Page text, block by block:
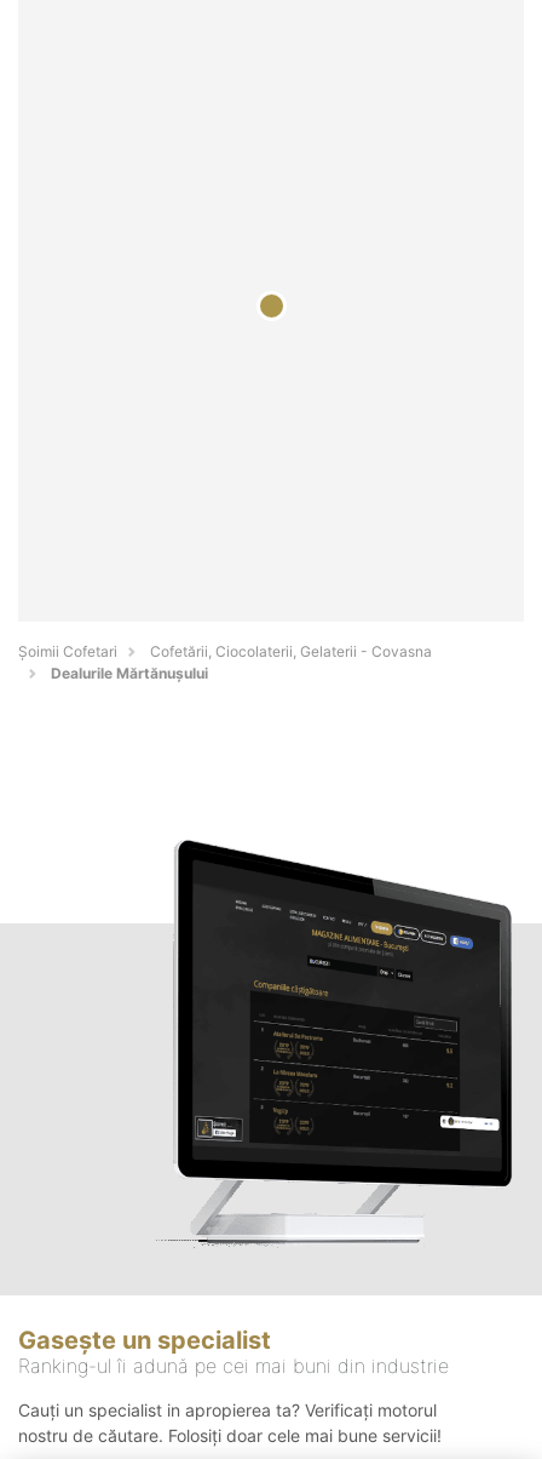
Șoimii Cofetari
Cofetării, Ciocolaterii, Gelaterii - Covasna
Dealurile Mărtănuşului
Gasește un specialist
Ranking-ul îi adună pe cei mai buni din industrie
Cauți un specialist in apropierea ta? Verificați motorul
nostru de căutare. Folosiți doar cele mai bune servicii!